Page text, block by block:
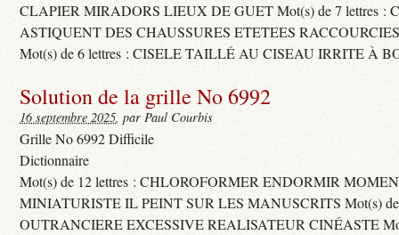
CLAPIER MIRADORS LIEUX DE GUET Mot(s) de 7 lettres :
ASTIQUENT DES CHAUSSURES ETETEES
Mot(s) de 6 lettres : CISELE TAILLÉ AU CISEAU IRRITE À
Solution de la grille No 6992
16 septembre 2025, par Paul Courbis
Grille No 6992 Difficile
Dictionnaire
Mot(s) de 12 lettres : CHLOROFORMER ENDORMIR
MINIATURISTE IL PEINT SUR LES MANUSCRITS Mot(s) de
OUTRANCIERE EXCESSIVE REALISATEUR CINÉASTE